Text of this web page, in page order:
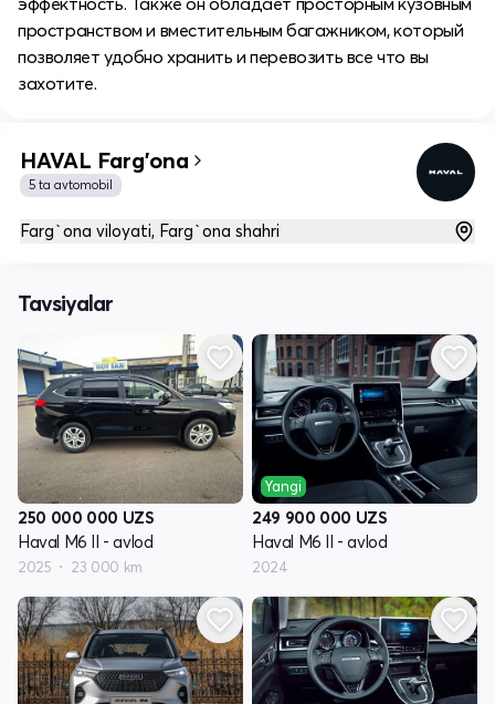
пространством и вместительным багажником, который
позволяет удобно хранить и перевозить все что вы
захотите.
HAVAL Farg'ona
5 ta avtomobil
Farg`ona viloyati, Farg`ona shahri
Tavsiyalar
250 000 000 UZS
Haval M6 II - avlod
2025 23 000 km
Yangi
249 900 000 UZS
Haval M6 II - avlod
2024